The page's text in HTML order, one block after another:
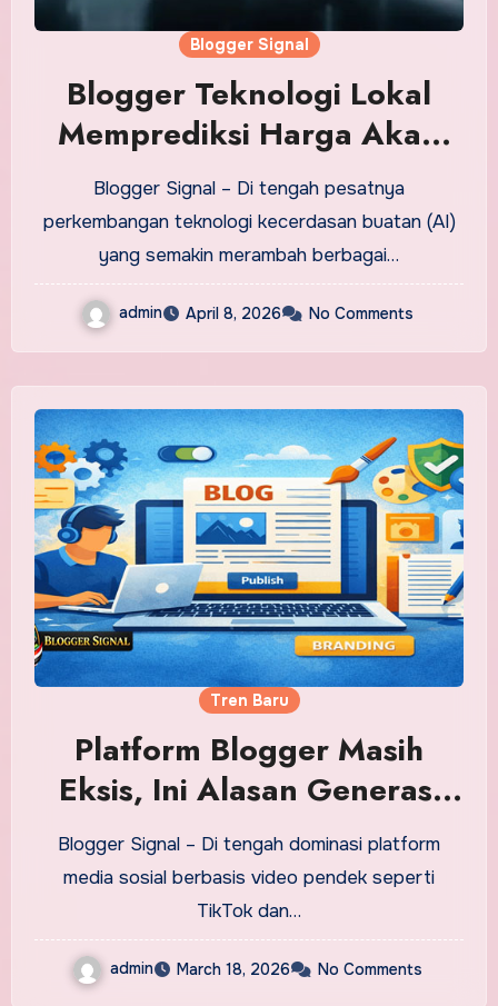
Blogger Signal
Blogger Teknologi Lokal
Memprediksi Harga Akan
Naik Karena Ledakan AI
Blogger Signal – Di tengah pesatnya
perkembangan teknologi kecerdasan buatan (AI)
yang semakin merambah berbagai…
admin April 8, 2026 No Comments
Tren Baru
Platform Blogger Masih
Eksis, Ini Alasan Generasi
Baru Mulai Melirik
Blogger Signal – Di tengah dominasi platform
media sosial berbasis video pendek seperti
TikTok dan…
admin March 18, 2026 No Comments